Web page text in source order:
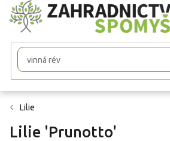
Přejít
na
obsah
Lilie
Lilie 'Prunotto'